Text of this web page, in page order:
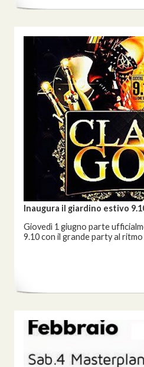
Inaugura il giardino estivo
Giovedì 1 giugno parte
9.10 con il grande party al ritmo